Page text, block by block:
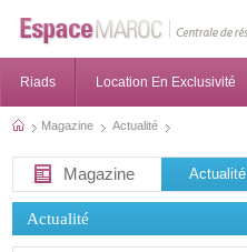
Riads Location En Exclusivité
Magazine Actualité
Magazine Actualité
Actualité